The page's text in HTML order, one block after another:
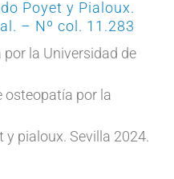
Poyet y Pialoux.
– Nº col. 11.283
la Universidad de
osteopatía por la
y pialoux. Sevilla 2024.